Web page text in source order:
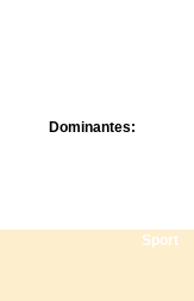
Dominantes:
Sport